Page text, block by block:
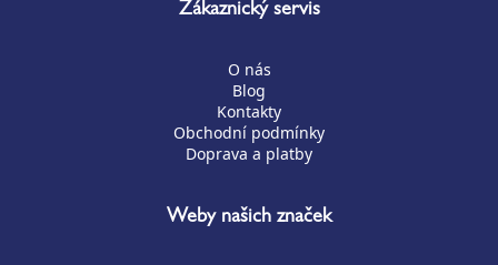
Zákaznický servis
O nás
Blog
Kontakty
Obchodní podmínky
Doprava a platby
Weby našich značek